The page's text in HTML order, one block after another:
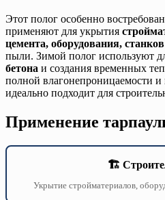
Этот полог особенно востребован
применяют для укрытия
цемента, оборудования, станков
пыли. Зимой полог используют
бетона и создания временных
полной влагонепроницаемости и
идеально подходит для
Применение
🏗️
Укрытие стройматериалов,